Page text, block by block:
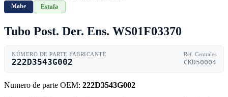
Mabe Estufa
Tubo Post. Der. Ens. WS01F03370
NÚMERO DE PARTE FABRICANTE
222D3543G002
Ref. Centrales
CKD50004
Numero de parte OEM: 222D3543G002